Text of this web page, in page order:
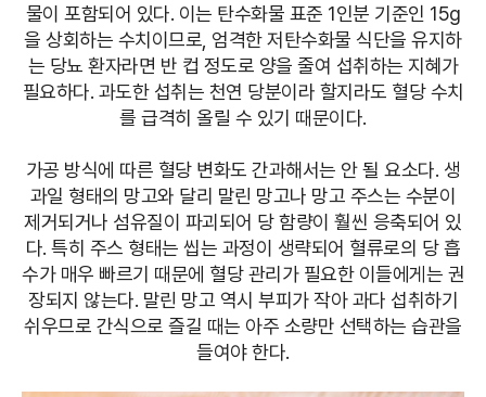
물이 포함되어 있다. 이는 탄수화물 표준 1인분 기준인 15g
을 상회하는 수치이므로, 엄격한 저탄수화물 식단을 유지하
는 당뇨 환자라면 반 컵 정도로 양을 줄여 섭취하는 지혜가
필요하다. 과도한 섭취는 천연 당분이라 할지라도 혈당 수치
를 급격히 올릴 수 있기 때문이다.
가공 방식에 따른 혈당 변화도 간과해서는 안 될 요소다. 생
과일 형태의 망고와 달리 말린 망고나 망고 주스는 수분이
제거되거나 섬유질이 파괴되어 당 함량이 훨씬 응축되어 있
다. 특히 주스 형태는 씹는 과정이 생략되어 혈류로의 당 흡
수가 매우 빠르기 때문에 혈당 관리가 필요한 이들에게는 권
장되지 않는다. 말린 망고 역시 부피가 작아 과다 섭취하기
쉬우므로 간식으로 즐길 때는 아주 소량만 선택하는 습관을
들여야 한다.